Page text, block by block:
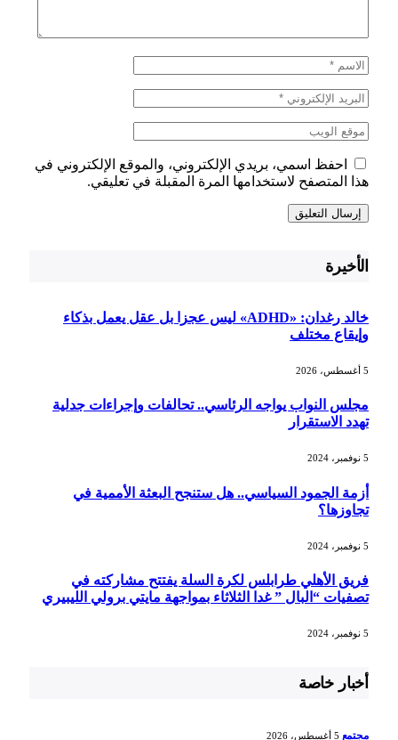
احفظ اسمي، بريدي الإلكتروني، والموقع الإلكتروني في
هذا المتصفح لاستخدامها المرة المقبلة في تعليقي.
الأخيرة
خالد رغدان: «ADHD» ليس عجزا بل عقل يعمل بذكاء
وإيقاع مختلف
مجلس النواب يواجه الرئاسي.. تحالفات وإجراءات جدلية
تهدد الاستقرار
أزمة الجمود السياسي.. هل ستنجح البعثة الأممية في
تجاوزها؟
فريق الأهلي طرابلس لكرة السلة يفتتح مشاركته في
تصفيات “البال ” غدا الثلاثاء بمواجهة مايتي برولي الليبيري
أخبار خاصة
مجتمع 5 أغسطس، 2026